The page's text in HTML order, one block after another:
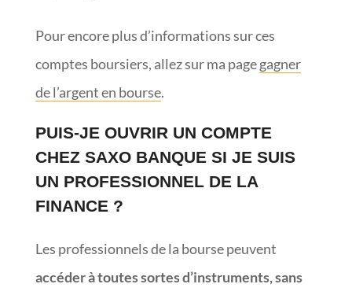
Pour encore plus d’informations sur ces
comptes boursiers, allez sur ma pagegagner
de l’argent en bourse.
PUIS-JE OUVRIR UN COMPTE
CHEZ SAXO BANQUE SI JE SUIS
UN PROFESSIONNEL DE LA
FINANCE ?
Les professionnels de la bourse peuvent
accéder à toutes sortes d’instruments, sans